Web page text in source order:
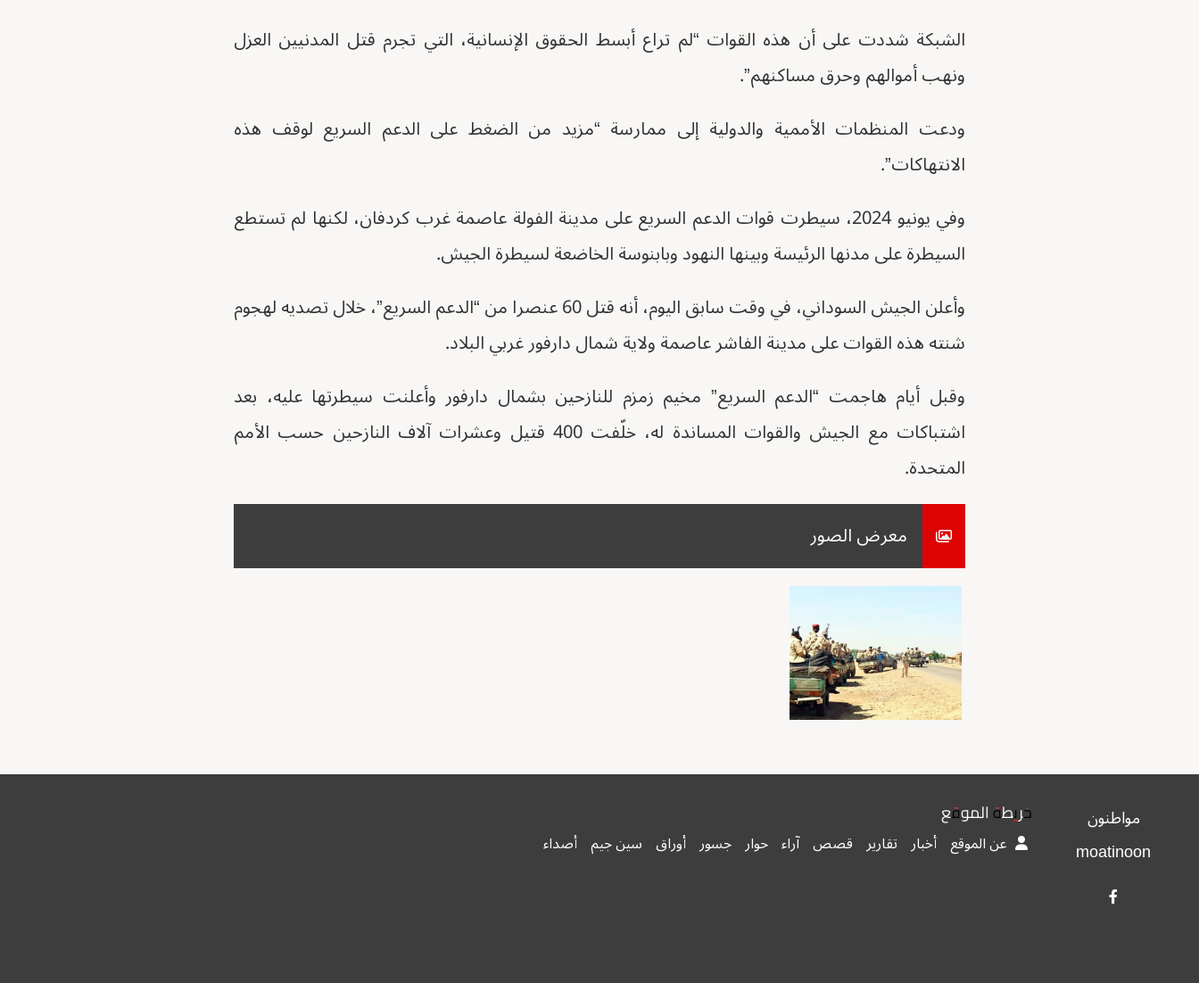
الشبكة شددت على أن هذه القوات “لم تراع أبسط الحقوق الإنسانية، التي تجرم قتل المدنيين العزل
ونهب أموالهم وحرق مساكنهم”.
ودعت المنظمات الأممية والدولية إلى ممارسة “مزيد من الضغط على الدعم السريع لوقف هذه
الانتهاكات”.
وفي يونيو 2024، سيطرت قوات الدعم السريع على مدينة الفولة عاصمة غرب كردفان، لكنها لم تستطع
السيطرة على مدنها الرئيسة وبينها النهود وبابنوسة الخاضعة لسيطرة الجيش.
وأعلن الجيش السوداني، في وقت سابق اليوم، أنه قتل 60 عنصرا من “الدعم السريع”، خلال تصديه لهجوم
شنته هذه القوات على مدينة الفاشر عاصمة ولاية شمال دارفور غربي البلاد.
وقبل أيام هاجمت “الدعم السريع” مخيم زمزم للنازحين بشمال دارفور وأعلنت سيطرتها عليه، بعد
اشتباكات مع الجيش والقوات المساندة له، خلّفت 400 قتيل وعشرات آلاف النازحين حسب الأمم
المتحدة.
معرض الصور
مواطنون
moatinoon
خريطة الموقع
عن الموقع أخبار تقارير قصص آراء حوار جسور أوراق سين جيم أصداء